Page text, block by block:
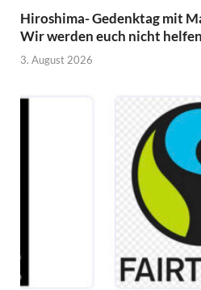
Hiroshima- Gedenktag mit
Wir werden euch nicht
3. August 2026